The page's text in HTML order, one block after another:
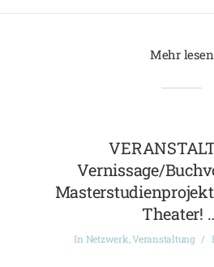
Mehr lesen
Vernissage/
Theater!
InNetzwerk,Veranstaltung